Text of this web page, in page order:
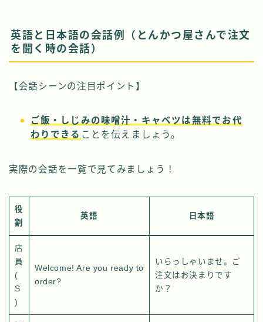
英語と日本語の会話例（とんかつ屋さんで注文
を聞く時の会話）
【会話シーンの注目ポイント】
ご飯・しじみの味噌汁・キャベツは無料でお代
わりできる ことを伝えましょう。
実際の会話を一覧で見てみましょう！
役
割
英語 日本語
店
員
(
S
)
Welcome! Are you ready to
order?
いらっしゃいませ。ご
注文はお決まりです
か？